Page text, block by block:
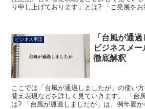
り申し上げております」とは? 「ご発展を
ビジネス用語
「台風が通
ビジネスメ
徹底解釈
ここでは「台風が通過しましたが」の使い
替え表現などを詳しく見ていきます。 「台
は? 「台風が通過しましたが」は、例年夏